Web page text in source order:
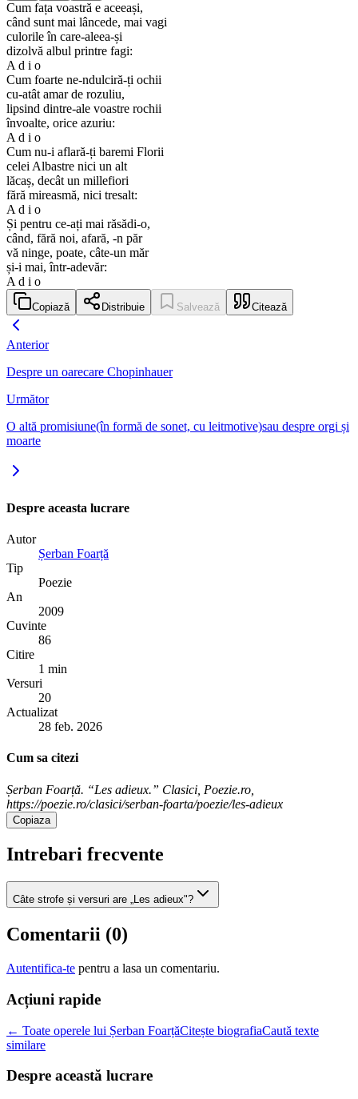
Cum fața voastră e aceeași,
când sunt mai lâncede, mai vagi
culorile în care-aleea-și
dizolvă albul printre fagi:
A d i o
Cum foarte ne-ndulciră-ți ochii
cu-atât amar de rozuliu,
lipsind dintre-ale voastre rochii
învoalte, orice azuriu:
A d i o
Cum nu-i aflară-ți baremi Florii
celei Albastre nici un alt
lăcaș, decât un millefiori
fără mireasmă, nici tresalt:
A d i o
Și pentru ce-ați mai răsădi-o,
când, fără noi, afară, -n păr
vă ninge, poate, câte-un măr
și-i mai, într-adevăr:
A d i o
Copiază Distribuie Salvează Citează
Anterior
Despre un oarecare Chopinhauer
Următor
O altă promisiune(în formă de sonet, cu leitmotive)sau despre orgi și
moarte
Despre aceasta lucrare
Autor
Șerban Foarță
Tip
Poezie
An
2009
Cuvinte
86
Citire
1 min
Versuri
20
Actualizat
28 feb. 2026
Cum sa citezi
Șerban Foarță. “Les adieux.” Clasici, Poezie.ro,
https://poezie.ro/clasici/serban-foarta/poezie/les-adieux
Copiaza
Intrebari frecvente
Câte strofe și versuri are „Les adieux"?
Comentarii (0)
Autentifica-te pentru a lasa un comentariu.
Acțiuni rapide
← Toate operele lui Șerban FoarțăCitește biografiaCaută texte
similare
Despre această lucrare